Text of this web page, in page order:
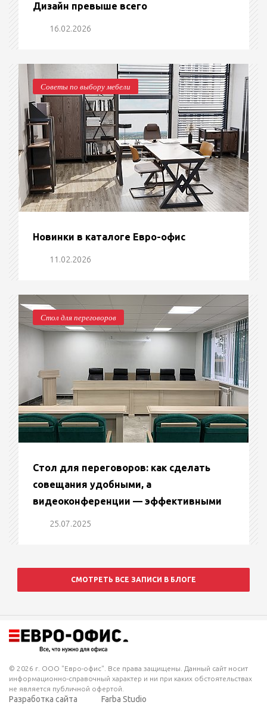
Дизайн превыше всего
16.02.2026
Советы по выбору мебели
Новинки в каталоге Евро-офис
11.02.2026
Стол для переговоров
Стол для переговоров: как сделать
совещания удобными, а
видеоконференции — эффективными
25.07.2025
СМОТРЕТЬ ВСЕ ЗАПИСИ В БЛОГЕ
© 2026 г. ООО "Евро-офис". Все права защищены. Данный сайт носит
информационно-справочный характер и ни при каких обстоятельствах
не является публичной офертой.
Разработка сайта Farba Studio